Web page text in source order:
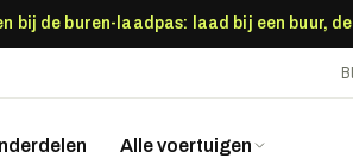
bij de buren-laadpas: laad bij een buur,
Alle voertuigen